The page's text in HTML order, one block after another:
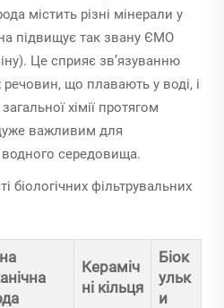
містить різні мінерали у
підвищує так звану ЄМО
Це сприяє зв’язуванню
що плавають у воді, і
хімії протягом
важливим для
середовища.
біологічних фільтрувальних
Кераміч
ні кільця
Біок
ульк
и